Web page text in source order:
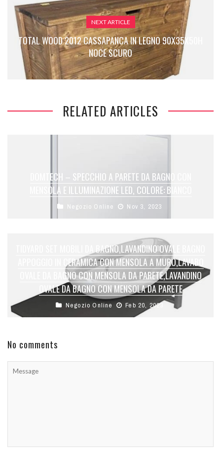
NEXT ARTICLE
TOTAL WOOD 2012 CASSAPANCA IN LEGNO 90X35X50H
NOCE SCURO
RELATED ARTICLES
DOMTECH – SPECCHIO A PARETE DA BAGNO CON
MENSOLA E ILLUMINAZIONE LED, COLORE: BIANCO
Negozio Online Nov 3, 2023
TIDYARD SET MOBILI DA BAGNO,LAVANDINO OVALE BAGNO
APPOGGIO IN CERAMICA CON MENSOLA A MURO,LAVABO
OVALE DA BAGNO CON MENSOLA DA PARETE,LAVANDINO
OVALE DA BAGNO CON MENSOLA DA PARETE
Negozio Online Feb 20, 2023
No comments